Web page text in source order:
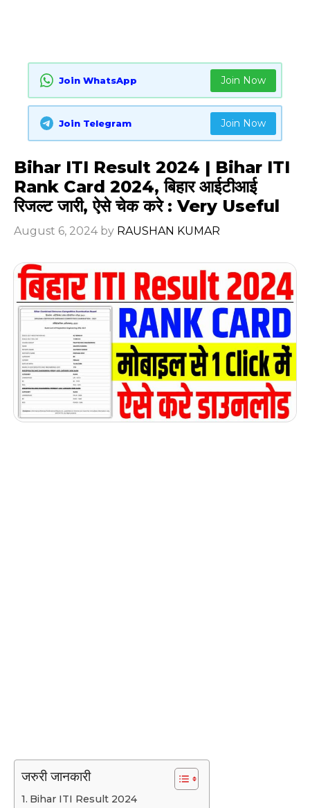
Join WhatsApp Join Now
Join Telegram Join Now
Bihar ITI Result 2024 | Bihar ITI
Rank Card 2024, बिहार आईटीआई
रिजल्ट जारी, ऐसे चेक करे : Very Useful
August 6, 2024 by RAUSHAN KUMAR
जरुरी जानकारी
Bihar ITI Result 2024